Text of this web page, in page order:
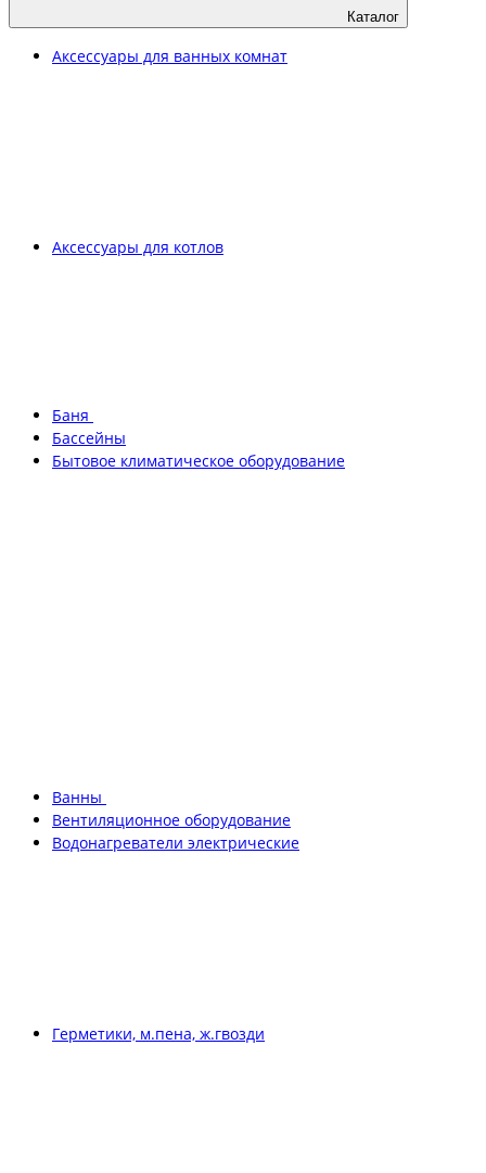
Каталог
Аксессуары для ванных комнат
Аксессуары для котлов
Баня
Бассейны
Бытовое климатическое оборудование
Ванны
Вентиляционное оборудование
Водонагреватели электрические
Герметики, м.пена, ж.гвозди